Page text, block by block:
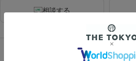
相談する